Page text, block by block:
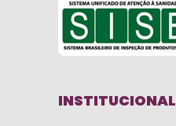
INSTITUCIONAL